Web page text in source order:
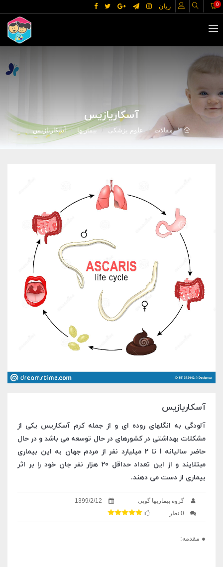
زبان 0
آسکاریازیس
مقالات علوم پزشکی بیماریها آسکاریازیس
آسکاریازیس
آلودگی به انگلهای روده ای و از جمله کرم آسکاریس یکی از
مشکلات بهداشتی در کشورهای در حال توسعه می باشد و در حال
حاضر سالیانه 1 تا 2 میلیارد نفر از مردم جهان به این بیماری
مبتلایند و از این تعداد حداقل 20 هزار نفر جان خود را بر اثر
بیماری از دست می دهند.
گروه بیماریها گوپی
1399/2/12
0 نظر
● مقدمه: